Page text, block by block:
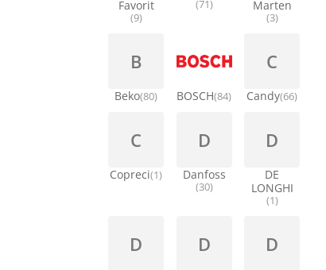
Favorit
(9)
(71)
Marten
(3)
B
Beko(80) BOSCH(84)
C
Candy(66)
C
Copreci(1)
D
Danfoss
(30)
D
DE
LONGHI
(1)
D D D